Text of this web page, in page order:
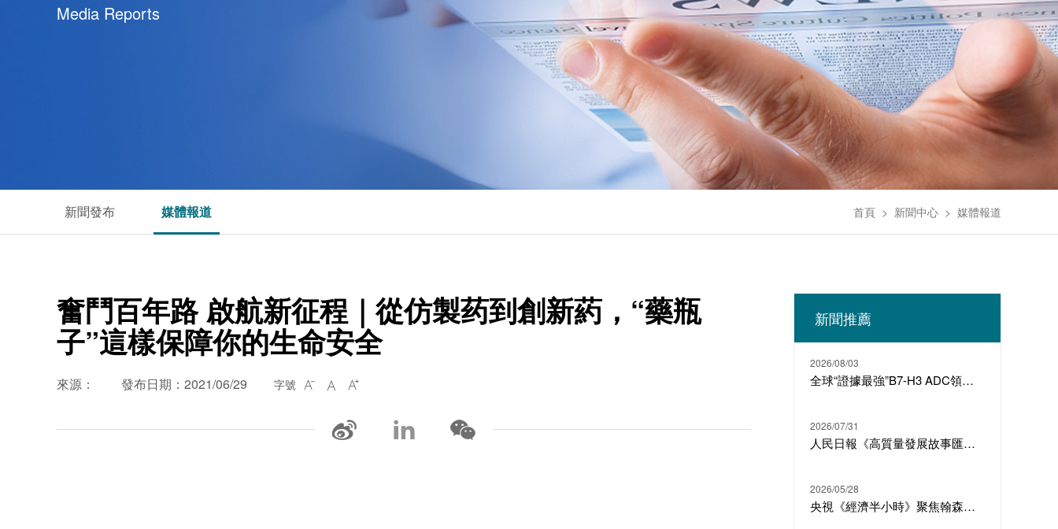
Media Reports
新聞發布 媒體報道 首頁 > 新聞中心 > 媒體報道
奮鬥百年路 啟航新征程｜從仿製药到創新葯，“藥瓶
子”這樣保障你的生命安全
來源： 發布日期：2021/06/29 字號   
新聞推薦
2026/08/03
全球“證據最強”B7-H3 ADC領跑者，翰森製藥下一個明星產品
2026/07/31
人民日報《高質量發展故事匯》丨翰森製藥：生物醫藥 從“跟隨”到“引領”
2026/05/28
央視《經濟半小時》聚焦翰森製藥：中國創新葯叩開歐美大門